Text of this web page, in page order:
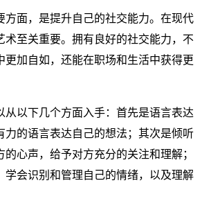
方面，是提升自己的社交能力。在现代
术至关重要。拥有良好的社交能力，不
更加自如，还能在职场和生活中获得更
从以下几个方面入手：首先是语言表达
力的语言表达自己的想法；其次是倾听
心声，给予对方充分的关注和理解；
学会识别和管理自己的情绪，以及理解